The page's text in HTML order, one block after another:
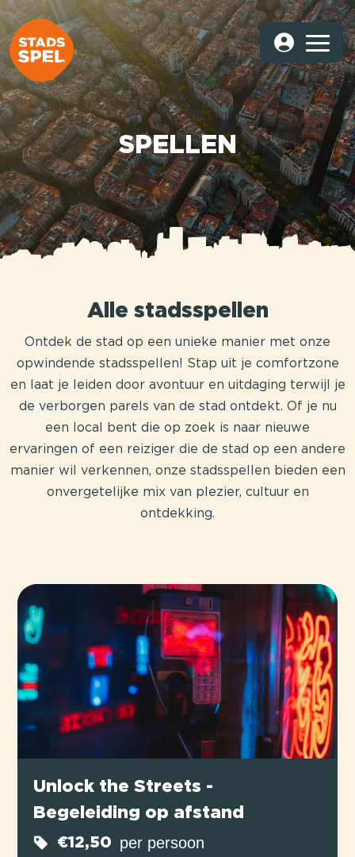
SPELLEN
Alle stadsspellen
Ontdek de stad op een unieke manier met onze
opwindende stadsspellen! Stap uit je comfortzone
en laat je leiden door avontuur en uitdaging terwijl je
de verborgen parels van de stad ontdekt. Of je nu
een local bent die op zoek is naar nieuwe
ervaringen of een reiziger die de stad op een andere
manier wil verkennen, onze stadsspellen bieden een
onvergetelijke mix van plezier, cultuur en
ontdekking.
Unlock the Streets -
Begeleiding op afstand
€12,50 per persoon